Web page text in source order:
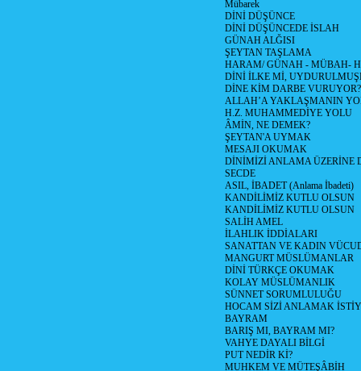
Mübarek
DİNİ DÜŞÜNCE
DİNİ DÜŞÜNCEDE İSLAH
GÜNAH ALĞISI
ŞEYTAN TAŞLAMA
HARAM/ GÜNAH - MÜBAH-
DİNİ İLKE Mİ,
DİNE KİM DARBE VURUYOR?
ALLAH’A YAKLAŞMANIN
H.Z. MUHAMMEDİYE YOLU
ÂMİN, NE DEMEK?
ŞEYTAN'A UYMAK
MESAJI OKUMAK
DİNİMİZİ ANLAMA ÜZERİNE
SECDE
ASIL, İBADET (Anlama İbadeti)
KANDİLİMİZ KUTLU OLSUN
KANDİLİMİZ KUTLU OLSUN
SALİH AMEL
İLAHLIK İDDİALARI
SANATTAN VE KADIN
MANGURT MÜSLÜMANLAR
DİNİ TÜRKÇE OKUMAK
KOLAY MÜSLÜMANLIK
SÜNNET SORUMLULUĞU
HOCAM SİZİ ANLAMAK
BAYRAM
BARIŞ MI, BAYRAM MI?
VAHYE DAYALI BİLGİ
PUT NEDİR Kİ?
MUHKEM VE MÜTEŞÂBİH